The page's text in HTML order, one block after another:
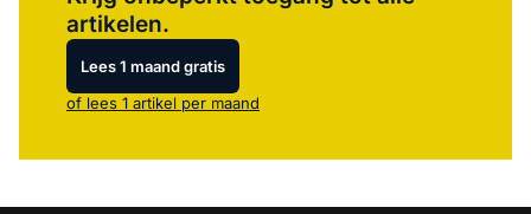
artikelen.
Lees 1 maand gratis
of lees 1 artikel per maand